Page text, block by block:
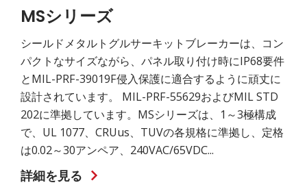
MSシリーズ
シールドメタルトグルサーキットブレーカーは、コン
パクトなサイズながら、パネル取り付け時にIP68要件
とMIL-PRF-39019F侵入保護に適合するように頑丈に
設計されています。 MIL-PRF-55629およびMIL STD
202に準拠しています。MSシリーズは、1～3極構成
で、UL 1077、CRUus、TUVの各規格に準拠し、定格
は0.02～30アンペア、240VAC/65VDC...
詳細を見る